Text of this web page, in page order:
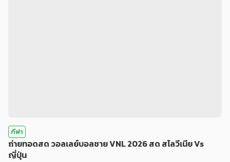
กีฬา
ถ่ายทอดสด วอลเลย์บอลชาย VNL 2026 สด สโลวีเนีย Vs
ญี่ปุ่น